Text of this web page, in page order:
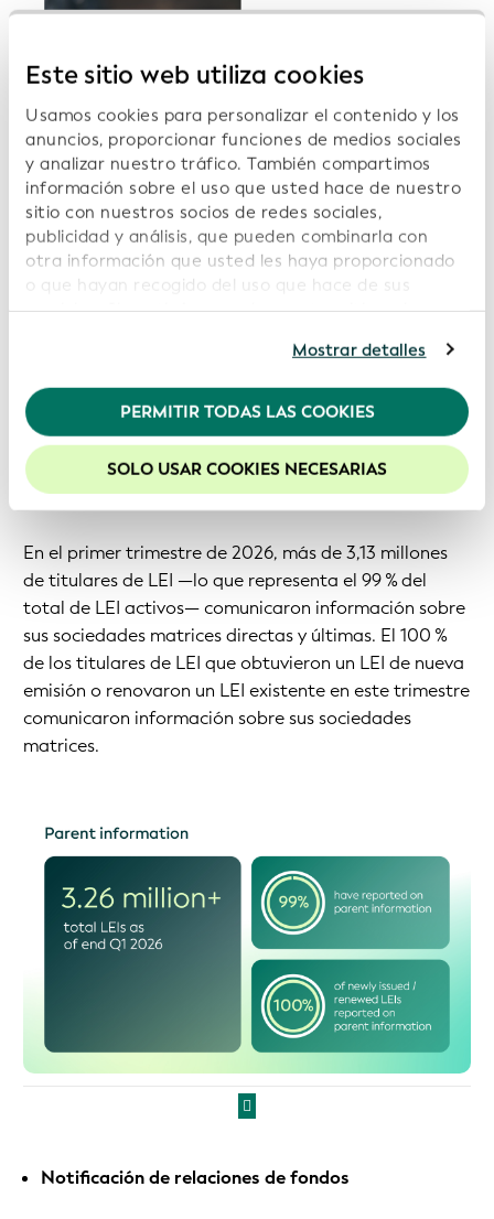
Este sitio web utiliza cookies
Usamos cookies para personalizar el contenido y los
anuncios, proporcionar funciones de medios sociales
y analizar nuestro tráfico. También compartimos
información sobre el uso que usted hace de nuestro
sitio con nuestros socios de redes sociales,
publicidad y análisis, que pueden combinarla con
otra información que usted les haya proporcionado
o que hayan recogido del uso que hace de sus
servicios. Si continúa usando nuestro sitio web,
Política de
privacidad.
Recomendamos mantener activadas las cookies
para mejorar la experiencia en nuestro sitio web.
Mostrar detalles
PERMITIR TODAS LAS COOKIES
SOLO USAR COOKIES NECESARIAS
Notificación de información sobre la entidad
matriz
Identificar las entidades matrices directas y finales de
una Entidad Legal, y viceversa, responde a la
pregunta de «quién es propietario de quién». Esto
permite a los usuarios atar cabos y obtener una visión
más profunda de las estructuras de propiedad en los
grupos empresariales.
En el primer trimestre de 2026, más de 3,13 millones
de titulares de LEI —lo que representa el 99 % del
total de LEI activos— comunicaron información sobre
sus sociedades matrices directas y últimas. El 100 %
de los titulares de LEI que obtuvieron un LEI de nueva
emisión o renovaron un LEI existente en este trimestre
comunicaron información sobre sus sociedades
matrices.
Notificación de relaciones de fondos